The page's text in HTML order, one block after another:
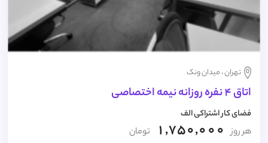
تهران ، میدان ونک
اتاق 4 نفره روزانه نیمه اختصاصی
فضای کار اشتراکی الف
هر روز 1,750,000 تومان